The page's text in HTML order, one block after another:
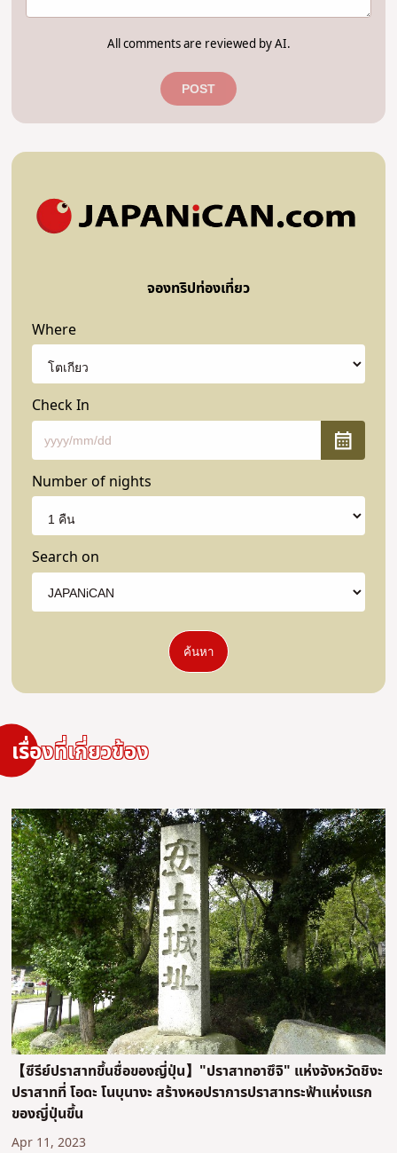
All comments are reviewed by AI.
POST
จองทริปท่องเที่ยว
Where
Check In
Number of nights
Search on
ค้นหา
เรื่องที่เกี่ยวข้อง
【ซีรีย์ปราสาทขึ้นชื่อของญี่ปุ่น】"ปราสาทอาซึจิ" แห่งจังหวัดชิงะ
ปราสาทที่ โอดะ โนบุนางะ สร้างหอปราการปราสาทระฟ้าแห่งแรก
ของญี่ปุ่นขึ้น
Apr 11, 2023